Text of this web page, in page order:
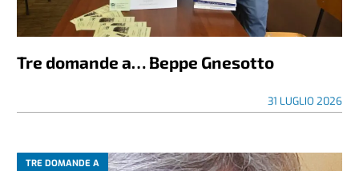
Tre domande a… Beppe Gnesotto
31 LUGLIO 2026
TRE DOMANDE A